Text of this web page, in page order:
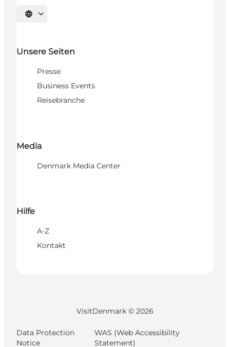
Sprache auswählen
Unsere Seiten
Presse
Business Events
Reisebranche
Media
Denmark Media Center
Hilfe
A-Z
Kontakt
VisitDenmark © 2026
Data Protection
Notice
WAS (Web Accessibility
Statement)